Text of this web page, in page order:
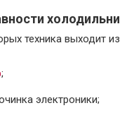
техника выходит
;
электроники;